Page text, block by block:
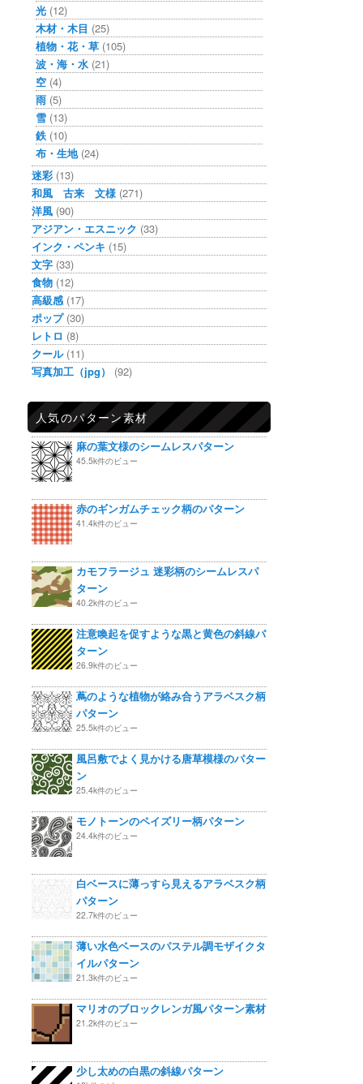
光 (12)
木材・木目 (25)
植物・花・草 (105)
波・海・水 (21)
空 (4)
雨 (5)
雪 (13)
鉄 (10)
布・生地(24)
迷彩 (13)
和風 古来 文様 (271)
洋風 (90)
アジアン・エスニック (33)
インク・ペンキ (15)
文字 (33)
食物 (12)
高級感 (17)
ポップ(30)
レトロ (8)
クール(11)
写真加工（jpg）
(92)
人気のパターン素材
麻の葉文様のシームレスパターン
45.5k件のビュー
赤のギンガムチェック柄のパターン
41.4k件のビュー
カモフラージュ 迷彩柄のシームレスパ
ターン
40.2k件のビュー
注意喚起を促すような黒と黄色の斜線パ
ターン
26.9k件のビュー
蔦のような植物が絡み合うアラベスク柄
パターン
25.5k件のビュー
風呂敷でよく見かける唐草模様のパター
ン
25.4k件のビュー
モノトーンのペイズリー柄パターン
24.4k件のビュー
白ベースに薄っすら見えるアラベスク柄
パターン
22.7k件のビュー
薄い水色ベースのパステル調モザイクタ
イルパターン
21.3k件のビュー
マリオのブロックレンガ風パターン素材
21.2k件のビュー
少し太めの白黒の斜線パターン